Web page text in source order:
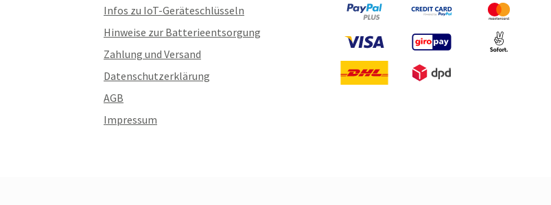
Infos zu IoT-Geräteschlüsseln
Hinweise zur Batterieentsorgung
Zahlung und Versand
Datenschutzerklärung
AGB
Impressum